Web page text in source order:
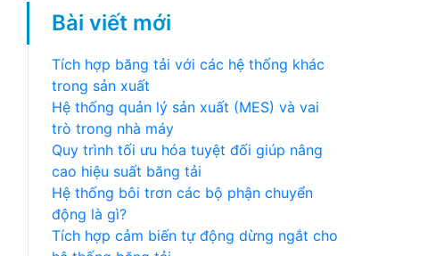
Bài viết mới
Tích hợp băng tải với các hệ thống khác
trong sản xuất
Hệ thống quản lý sản xuất (MES) và vai
trò trong nhà máy
Quy trình tối ưu hóa tuyệt đối giúp nâng
cao hiệu suất băng tải
Hệ thống bôi trơn các bộ phận chuyển
động là gì?
Tích hợp cảm biến tự động dừng ngắt cho